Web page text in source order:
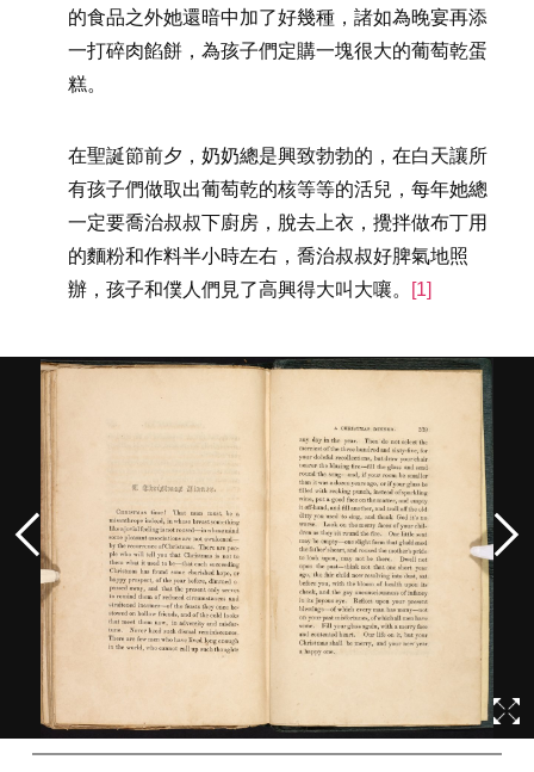
的食品之外她還暗中加了好幾種，諸如為晚宴再添
一打碎肉餡餅，為孩子們定購一塊很大的葡萄乾蛋
糕。
在聖誕節前夕，奶奶總是興致勃勃的，在白天讓所
有孩子們做取出葡萄乾的核等等的活兒，每年她總
一定要喬治叔叔下廚房，脫去上衣，攪拌做布丁用
的麵粉和作料半小時左右，喬治叔叔好脾氣地照
辦，孩子和僕人們見了高興得大叫大嚷。
[1]